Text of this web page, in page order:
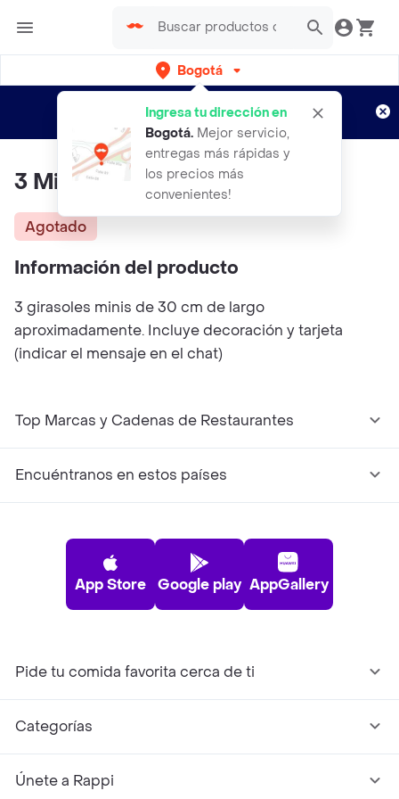
Bogotá
Ingresa tu dirección en
Bogotá. Mejor servicio,
entregas más rápidas y
los precios más
convenientes!
envíos gratis por semanas
Aplican TyC
3 Mini Girasoles
Agotado
Información del producto
3 girasoles minis de 30 cm de largo
aproximadamente. Incluye decoración y tarjeta
(indicar el mensaje en el chat)
Top Marcas y Cadenas de Restaurantes
Encuéntranos en estos países
App Store Google play AppGallery
Pide tu comida favorita cerca de ti
Categorías
Únete a Rappi